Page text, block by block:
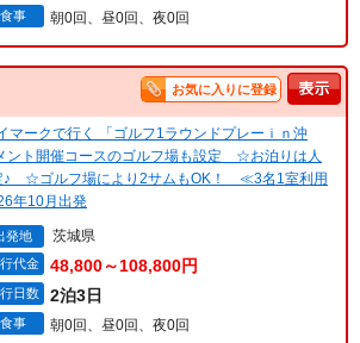
食事 朝0回、昼0回、夜0回
お気に入りに登録
マークで行く 「ゴルフ1ラウンドプレーｉｎ沖
ト開催コースのゴルフ場も設定 ☆お泊りは人
♪ ☆ゴルフ場により2サムもOK！ ≪3名1室利用
年10月出発
発地 茨城県
代金 48,800～108,800円
日数 2泊3日
食事 朝0回、昼0回、夜0回